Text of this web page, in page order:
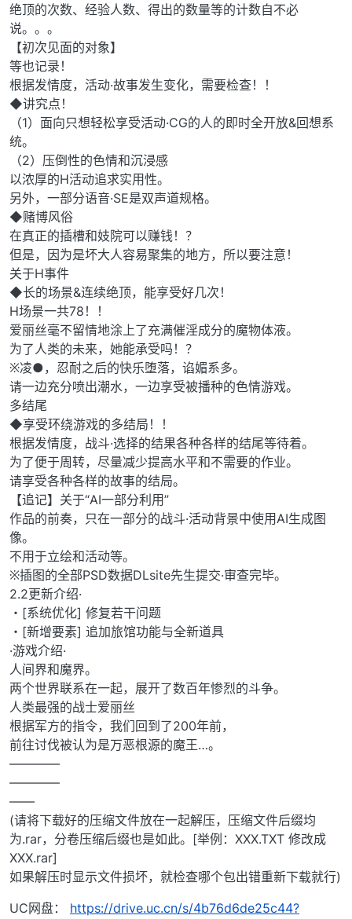
绝顶的次数、经验人数、得出的数量等的计数自不必
说。。。
【初次见面的对象】
等也记录！
根据发情度，活动·故事发生变化，需要检查！！
◆讲究点！
（1）面向只想轻松享受活动·CG的人的即时全开放&回想系
统。
（2）压倒性的色情和沉浸感
以浓厚的H活动追求实用性。
另外，一部分语音·SE是双声道规格。
◆赌博风俗
在真正的插槽和妓院可以赚钱！？
但是，因为是坏大人容易聚集的地方，所以要注意！
关于H事件
◆长的场景&连续绝顶，能享受好几次！
H场景一共78！！
爱丽丝毫不留情地涂上了充满催淫成分的魔物体液。
为了人类的未来，她能承受吗！？
※凌●，忍耐之后的快乐堕落，谄媚系多。
请一边充分喷出潮水，一边享受被播种的色情游戏。
多结尾
◆享受环绕游戏的多结局！！
根据发情度，战斗·选择的结果各种各样的结尾等待着。
为了便于周转，尽量减少提高水平和不需要的作业。
请享受各种各样的故事的结局。
【追记】关于“AI一部分利用”
作品的前奏，只在一部分的战斗·活动背景中使用AI生成图
像。
不用于立绘和活动等。
※插图的全部PSD数据DLsite先生提交·审查完毕。
2.2更新介绍·
・[系统优化] 修复若干问题
・[新增要素] 追加旅馆功能与全新道具
·游戏介绍·
人间界和魔界。
两个世界联系在一起，展开了数百年惨烈的斗争。
人类最强的战士爱丽丝
根据军方的指令，我们回到了200年前，
前往讨伐被认为是万恶根源的魔王…。
————
————
——
(请将下载好的压缩文件放在一起解压，压缩文件后缀均
为.rar，分卷压缩后缀也是如此。[举例：XXX.TXT 修改成
XXX.rar]
如果解压时显示文件损坏，就检查哪个包出错重新下载就行)
UC网盘： https://drive.uc.cn/s/4b76d6de25c44?